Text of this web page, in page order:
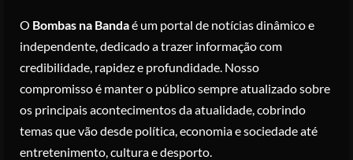
2
registo criminal
Posted on 3 months ago
3
Nike vai despedir 1.400 trabalhadores
para apostar em automação e
simplificar operações
Posted on 3 months ago
O Bombas na Bandaé um portal de notícias dinâmico e
independente, dedicado a trazer informação com
credibilidade, rapidez e profundidade. Nosso
compromisso é manter o público sempre atualizado sobre
os principais acontecimentos da atualidade, cobrindo
temas que vão desde política, economia e sociedade até
entretenimento, cultura e desporto.